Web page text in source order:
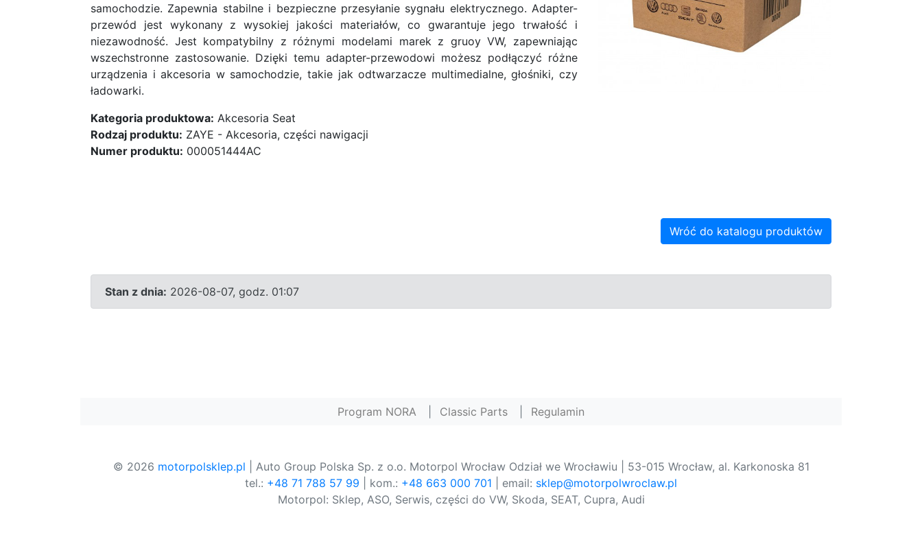
samochodzie. Zapewnia stabilne i bezpieczne przesyłanie sygnału elektrycznego. Adapter-
przewód jest wykonany z wysokiej jakości materiałów, co gwarantuje jego trwałość i
niezawodność. Jest kompatybilny z różnymi modelami marek z gruoy VW, zapewniając
wszechstronne zastosowanie. Dzięki temu adapter-przewodowi możesz podłączyć różne
urządzenia i akcesoria w samochodzie, takie jak odtwarzacze multimedialne, głośniki, czy
ładowarki.
Kategoria produktowa: Akcesoria Seat
Rodzaj produktu: ZAYE - Akcesoria, części nawigacji
Numer produktu: 000051444AC
Wróć do katalogu produktów
Stan z dnia: 2026-08-07, godz. 01:07
Program NORA Classic Parts Regulamin
© 2026 motorpolsklep.pl | Auto Group Polska Sp. z o.o. Motorpol Wrocław Odział we Wrocławiu | 53-015 Wrocław, al. Karkonoska 81
tel.: +48 71 788 57 99 | kom.: +48 663 000 701 | email: sklep@motorpolwroclaw.pl
Motorpol: Sklep, ASO, Serwis, części do VW, Skoda, SEAT, Cupra, Audi